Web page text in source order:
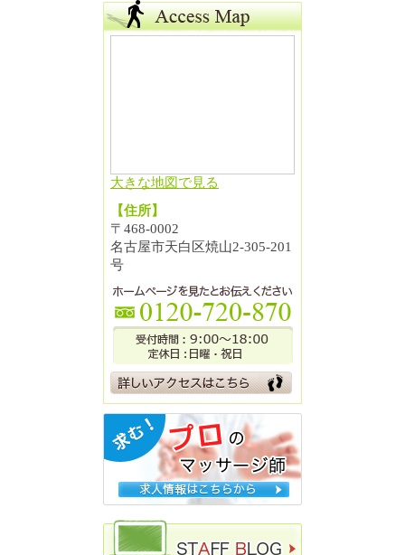
大きな地図で見る
【住所】
〒468-0002
名古屋市天白区焼山2-305-201
号